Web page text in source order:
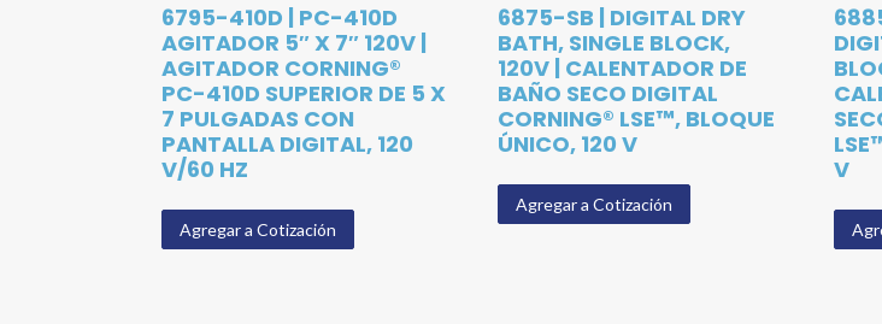
6795-410D | PC-410D
AGITADOR 5″ X 7″ 120V |
AGITADOR CORNING®
PC-410D SUPERIOR DE 5 X
7 PULGADAS CON
PANTALLA DIGITAL, 120
V/60 HZ
Agregar a Cotización
6875-SB | DIGITAL DRY
BATH, SINGLE BLOCK,
120V | CALENTADOR DE
BAÑO SECO DIGITAL
CORNING® LSE™, BLOQUE
ÚNICO, 120 V
Agregar a Cotización
V